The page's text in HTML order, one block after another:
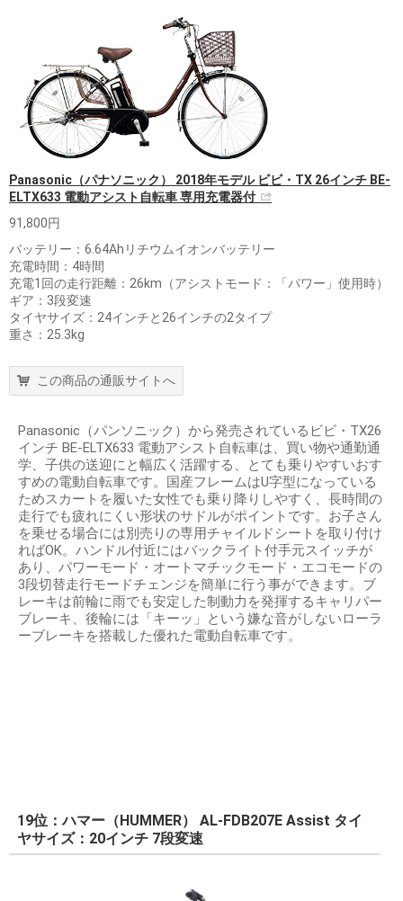
Panasonic（パナソニック） 2018年モデル ビビ・TX 26インチ BE-
ELTX633 電動アシスト自転車 専用充電器付
91,800円
バッテリー：6.64Ahリチウムイオンバッテリー
充電時間：4時間
充電1回の走行距離：26km（アシストモード：「パワー」使用時）
ギア：3段変速
タイヤサイズ：24インチと26インチの2タイプ
重さ：25.3kg
この商品の通販サイトへ
Panasonic（パンソニック）から発売されているビビ・TX26
インチ BE-ELTX633 電動アシスト自転車は、買い物や通勤通
学、子供の送迎にと幅広く活躍する、とても乗りやすいおす
すめの電動自転車です。国産フレームはU字型になっている
ためスカートを履いた女性でも乗り降りしやすく、長時間の
走行でも疲れにくい形状のサドルがポイントです。お子さん
を乗せる場合には別売りの専用チャイルドシートを取り付け
ればOK。ハンドル付近にはバックライト付手元スイッチが
あり、パワーモード・オートマチックモード・エコモードの
3段切替走行モードチェンジを簡単に行う事ができます。ブ
レーキは前輪に雨でも安定した制動力を発揮するキャリパー
ブレーキ、後輪には「キーッ」という嫌な音がしないローラ
ーブレーキを搭載した優れた電動自転車です。
19位：ハマー（HUMMER） AL-FDB207E Assist タイ
ヤサイズ：20インチ 7段変速